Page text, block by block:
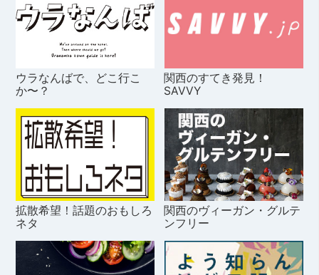
ウラなんばで、どこ行こ
か〜？
関西のすてき発見！
SAVVY
拡散希望！話題のおもしろ
ネタ
関西のヴィーガン・グルテ
ンフリー